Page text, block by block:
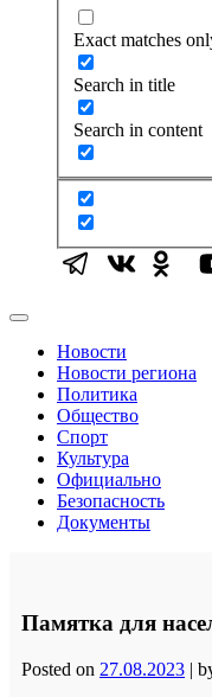
Exact matches
Search in title
Search in content
Новости
Новости региона
Политика
Общество
Спорт
Культура
Официально
Безопасность
Документы
Памятка для
Posted on 27.08.2023 |